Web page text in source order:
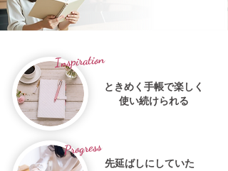
ときめく手帳で楽しく
使い続けられる
Inspiration
Progress
先延ばしにしていた